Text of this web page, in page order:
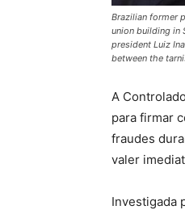
Brazilian former
union building in
president Luiz
between the
A
para firmar
fraudes
valer
Investigada